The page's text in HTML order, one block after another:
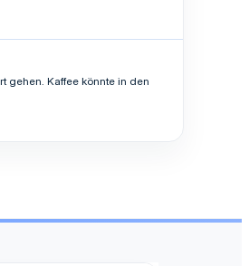
gehen. Kaffee könnte in den